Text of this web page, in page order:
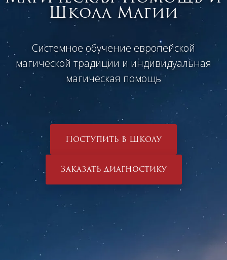
Школа Магии
Системное обучение европейской
магической традиции и индивидуальная
магическая помощь
Поступить в Школу
Заказать диагностику